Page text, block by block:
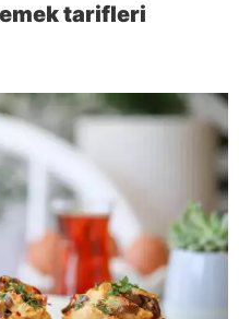
tarifleri